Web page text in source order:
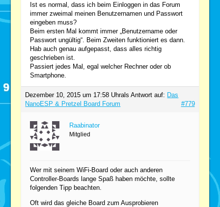
Ist es normal, dass ich beim Einloggen in das Forum
immer zweimal meinen Benutzernamen und Passwort
eingeben muss?
Beim ersten Mal kommt immer „Benutzername oder
Passwort ungültig“. Beim Zweiten funktioniert es dann.
Hab auch genau aufgepasst, dass alles richtig
geschrieben ist.
Passiert jedes Mal, egal welcher Rechner oder ob
Smartphone.
Dezember 10, 2015 um 17:58 Uhrals Antwort auf: Das
NanoESP & Pretzel Board Forum
#779
Raabinator
Mitglied
Wer mit seinem WiFi-Board oder auch anderen
Controller-Boards lange Spaß haben möchte, sollte
folgenden Tipp beachten.
Oft wird das gleiche Board zum Ausprobieren